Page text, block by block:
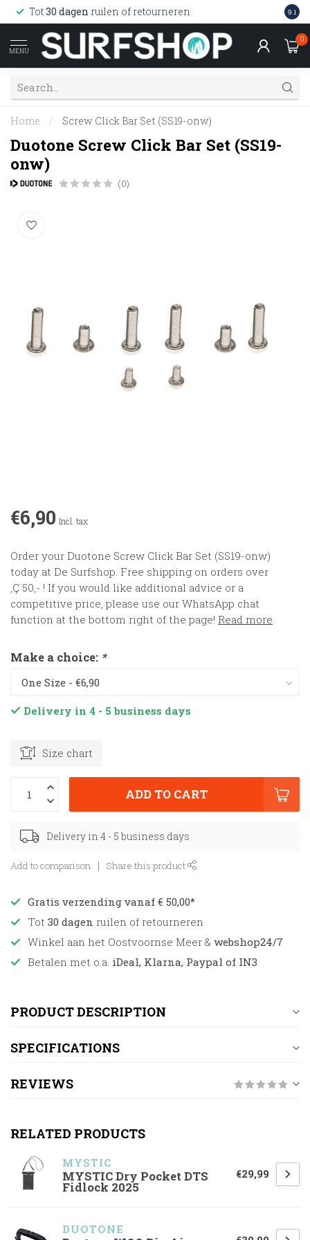
Tot30 dagen ruilen of retourneren 9.1
MENU
0
Home / Screw Click Bar Set (SS19-onw)
Duotone Screw Click Bar Set (SS19-
onw)
(0)
€6,90 Incl. tax
Order your Duotone Screw Click Bar Set (SS19-onw)
today at De Surfshop. Free shipping on orders over
‚Ç¨50,- ! If you would like additional advice or a
competitive price, please use our WhatsApp chat
function at the bottom right of the page! Read more.
Make a choice: *
Delivery in 4 - 5 business days
Size chart
ADD TO CART
Delivery in 4 - 5 business days
Add to comparison Share this product
Gratis verzending vanaf € 50,00*
Tot 30 dagen ruilen of retourneren
Winkel aan het Oostvoornse Meer & webshop24/7
Betalen met o.a. iDeal, Klarna, Paypal of IN3
PRODUCT DESCRIPTION
SPECIFICATIONS
REVIEWS
RELATED PRODUCTS
MYSTIC
MYSTIC Dry Pocket DTS
Fidlock 2025
€29,99
DUOTONE